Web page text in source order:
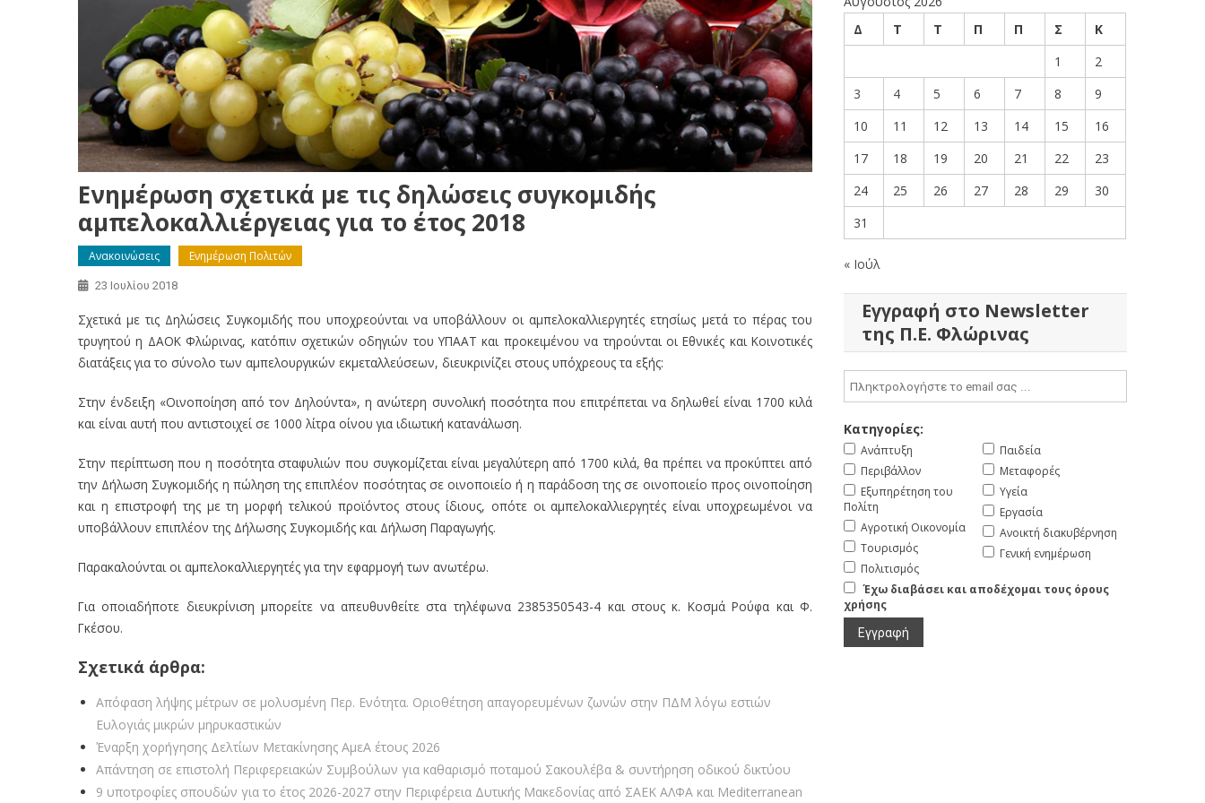
Ενημέρωση σχετικά με τις δηλώσεις συγκομιδής
αμπελοκαλλιέργειας για το έτος 2018
Ανακοινώσεις Ενημέρωση Πολιτών
23 Ιουλίου 2018
Σχετικά με τις Δηλώσεις Συγκομιδής που υποχρεούνται να υποβάλλουν οι αμπελοκαλλιεργητές ετησίως μετά το πέρας του
τρυγητού η ΔΑΟΚ Φλώρινας, κατόπιν σχετικών οδηγιών του ΥΠΑΑΤ και προκειμένου να τηρούνται οι Εθνικές και Κοινοτικές
διατάξεις για το σύνολο των αμπελουργικών εκμεταλλεύσεων, διευκρινίζει στους υπόχρεους τα εξής:
Στην ένδειξη «Οινοποίηση από τον Δηλούντα», η ανώτερη συνολική ποσότητα που επιτρέπεται να δηλωθεί είναι 1700 κιλά
και είναι αυτή που αντιστοιχεί σε 1000 λίτρα οίνου για ιδιωτική κατανάλωση.
Στην περίπτωση που η ποσότητα σταφυλιών που συγκομίζεται είναι μεγαλύτερη από 1700 κιλά, θα πρέπει να προκύπτει από
την Δήλωση Συγκομιδής η πώληση της επιπλέον ποσότητας σε οινοποιείο ή η παράδοση της σε οινοποιείο προς οινοποίηση
και η επιστροφή της με τη μορφή τελικού προϊόντος στους ίδιους, οπότε οι αμπελοκαλλιεργητές είναι υποχρεωμένοι να
υποβάλλουν επιπλέον της Δήλωσης Συγκομιδής και Δήλωση Παραγωγής.
Παρακαλούνται οι αμπελοκαλλιεργητές για την εφαρμογή των ανωτέρω.
Για οποιαδήποτε διευκρίνιση μπορείτε να απευθυνθείτε στα τηλέφωνα 2385350543-4 και στους κ. Κοσμά Ρούφα και Φ.
Γκέσου.
Σχετικά άρθρα:
Απόφαση λήψης μέτρων σε μολυσμένη Περ. Ενότητα. Οριοθέτηση απαγορευμένων ζωνών στην ΠΔΜ λόγω εστιών
Ευλογιάς μικρών μηρυκαστικών
Έναρξη χορήγησης Δελτίων Μετακίνησης ΑμεΑ έτους 2026
Απάντηση σε επιστολή Περιφερειακών Συμβούλων για καθαρισμό ποταμού Σακουλέβα & συντήρηση οδικού δικτύου
9 υποτροφίες σπουδών για το έτος 2026-2027 στην Περιφέρεια Δυτικής Μακεδονίας από ΣΑEK ΑΛΦΑ και Mediterranean
Δ
Τ Τ Π Π Σ
Κ
1
2
3
4 5 6 7 8
9
10
11 12 13 14 15
16
17
18 19 20 21 22
23
24
25 26 27 28 29
30
31
« Ιούλ
Εγγραφή στο Newsletter
της Π.Ε. Φλώρινας
Κατηγορίες:
Ανάπτυξη
Περιβάλλον
Εξυπηρέτηση του
Πολίτη
Αγροτική Οικονομία
Τουρισμός
Πολιτισμός
Παιδεία
Μεταφορές
Υγεία
Εργασία
Ανοικτή διακυβέρνηση
Γενική ενημέρωση
Έχω διαβάσει και αποδέχομαι τους όρους
χρήσης